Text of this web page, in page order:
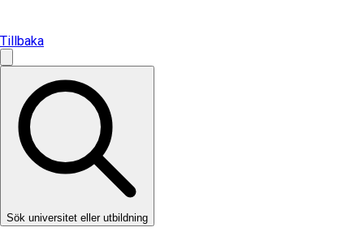
Tillbaka
Sök universitet eller utbildning